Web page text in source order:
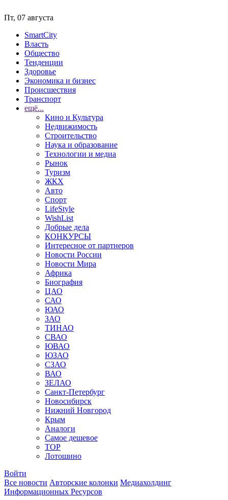
Пт, 07 августа
SmartCity
Власть
Общество
Тенденции
Здоровье
Экономика и бизнес
Происшествия
Транспорт
ещё...
Кино и Культура
Недвижимость
Строительство
Наука и образование
Технологии и медиа
Рынок
Туризм
ЖКХ
Авто
Спорт
LifeStyle
WishList
Добрые дела
КОНКУРСЫ
Интересное от партнеров
Новости России
Новости Мира
Африка
Биография
ЦАО
САО
ЮАО
ЗАО
ТИНАО
СВАО
ЮВАО
ЮЗАО
СЗАО
ВАО
ЗЕЛАО
Санкт-Петербург
Новосибирск
Нижний Новгород
Крым
Аналоги
Самое дешевое
TOP
Лотошино
Войти
Все новости Авторские колонки Медиахолдинг
Информационных Ресурсов